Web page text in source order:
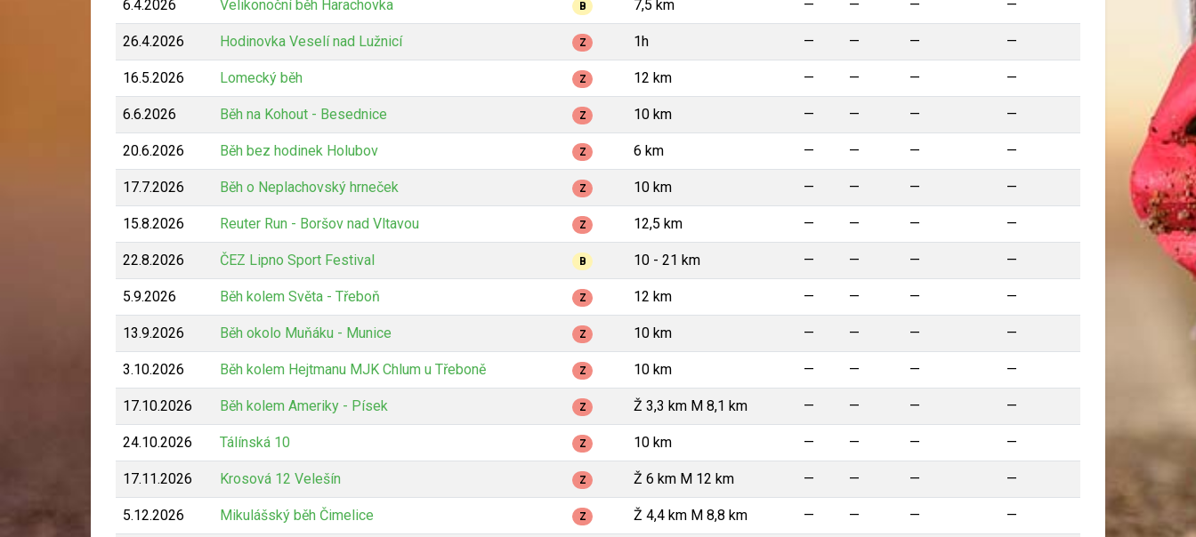
6.4.2026 Velikonoční běh Harachovka B 7,5 km — — — —
26.4.2026 Hodinovka Veselí nad Lužnicí Z 1h — — — —
16.5.2026 Lomecký běh Z 12 km — — — —
6.6.2026 Běh na Kohout - Besednice Z 10 km — — — —
20.6.2026 Běh bez hodinek Holubov Z 6 km — — — —
17.7.2026 Běh o Neplachovský hrneček Z 10 km — — — —
15.8.2026 Reuter Run - Boršov nad Vltavou Z 12,5 km — — — —
22.8.2026 ČEZ Lipno Sport Festival B 10 - 21 km — — — —
5.9.2026 Běh kolem Světa - Třeboň Z 12 km — — — —
13.9.2026 Běh okolo Muňáku - Munice Z 10 km — — — —
3.10.2026 Běh kolem Hejtmanu MJK Chlum u Třeboně Z 10 km — — — —
17.10.2026 Běh kolem Ameriky - Písek Z Ž 3,3 km M 8,1 km — — — —
24.10.2026 Tálínská 10 Z 10 km — — — —
17.11.2026 Krosová 12 Velešín Z Ž 6 km M 12 km — — — —
5.12.2026 Mikulášský běh Čimelice Z Ž 4,4 km M 8,8 km — — — —